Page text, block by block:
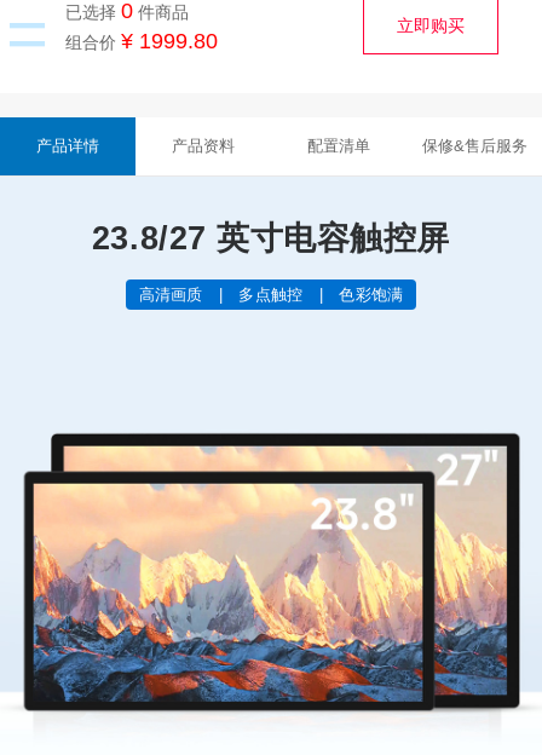
= 已选择 0件商品
组合价 ¥ 1999.80
立即购买
产品详情 产品资料 配置清单 保修&售后服务
23.8/27 英寸电容触控屏
高清画质 | 多点触控 | 色彩饱满